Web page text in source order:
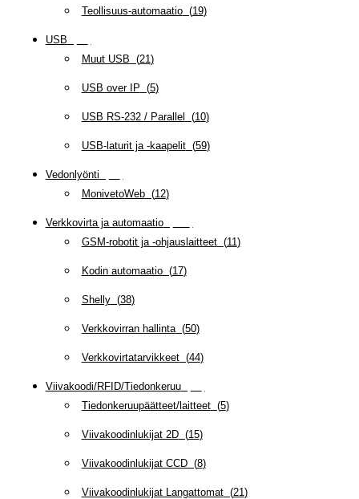
Teollisuus-automaatio(19)
USB
Muut USB (21 )
USB over IP (5)
USB RS-232 / Parallel (10)
USB-laturit ja -kaapelit(59)
Vedonlyönti
MonivetoWeb(12)
Verkkovirta ja automaatio(
GSM-robotit ja -ohjauslaitteet(11 )
Kodin automaatio(17)
Shelly(38)
Verkkovirran hallinta(50)
Verkkovirtatarvikkeet(44)
Viivakoodi/RFID/Tiedonkeruu(
Tiedonkeruupäätteet/laitteet(5)
Viivakoodinlukijat 2D(15)
Viivakoodinlukijat CCD(8)
Viivakoodinlukijat Langattomat(21 )